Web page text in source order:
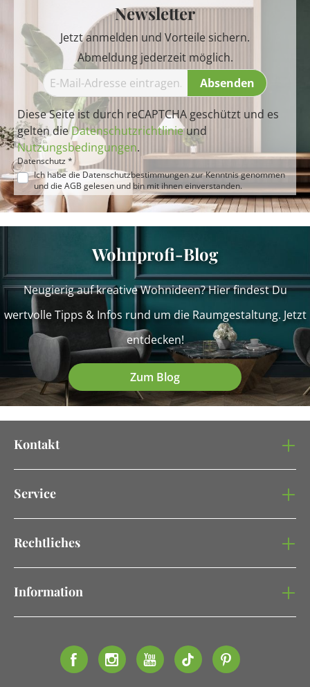
Newsletter
Jetzt anmelden und Vorteile sichern.
Abmeldung jederzeit möglich.
Absenden
Diese Seite ist durch reCAPTCHA geschützt und es
gelten dieDatenschutzrichtlinieund
Nutzungsbedingungen.
Datenschutz *
Ich habe die Datenschutzbestimmungenzur Kenntnis genommen
und die AGB gelesen und bin mit ihnen einverstanden.
Wohnprofi-Blog
Neugierig auf kreative Wohnideen? Hier findest Du
wertvolle Tipps & Infos rund um die Raumgestaltung. Jetzt
entdecken!
Zum Blog
Kontakt
Service
Rechtliches
Information